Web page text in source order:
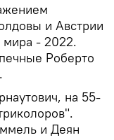
и Австрии
мира - 2022.
Роберто
на 55-
и Деян